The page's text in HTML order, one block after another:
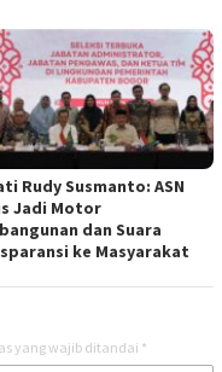
Rudy Susmanto: ASN
Jadi Motor
dan Suara
ke Masyarakat
yang wajib ditandai *